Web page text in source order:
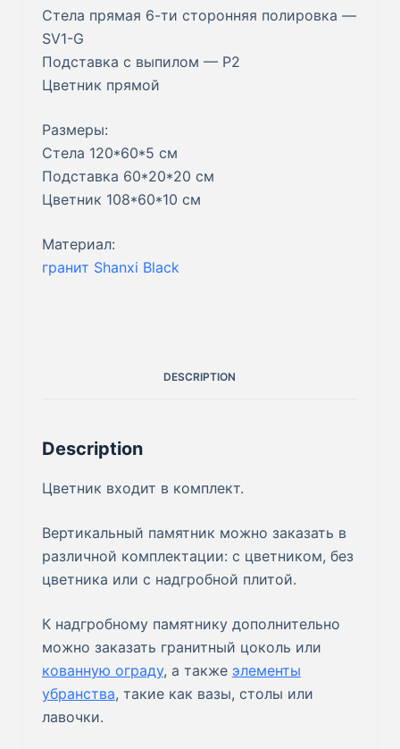
Стела прямая 6-ти сторонняя полировка —
SV1-G
Подставка с выпилом — Р2
Цветник прямой
Размеры:
Стела 120*60*5 см
Подставка 60*20*20 см
Цветник 108*60*10 см
Материал:
гранит Shanxi Black
DESCRIPTION
Description
Цветник входит в комплект.
Вертикальный памятник можно заказать в
различной комплектации: с цветником, без
цветника или с надгробной плитой.
К надгробному памятнику дополнительно
можно заказать гранитный цоколь или
кованную ограду, а также элементы
убранства, такие как вазы, столы или
лавочки.